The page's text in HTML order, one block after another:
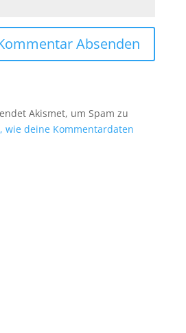
Akismet, um Spam zu
wie deine Kommentardaten